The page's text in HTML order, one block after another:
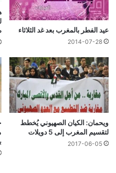
عيد الفطر بالمغرب بعد غد الثلاثاء
2014-07-28
ويحمان: الكيان الصهيوني يُخطط
لتقسيم المغرب إلى 5 دويلات
2017-06-05